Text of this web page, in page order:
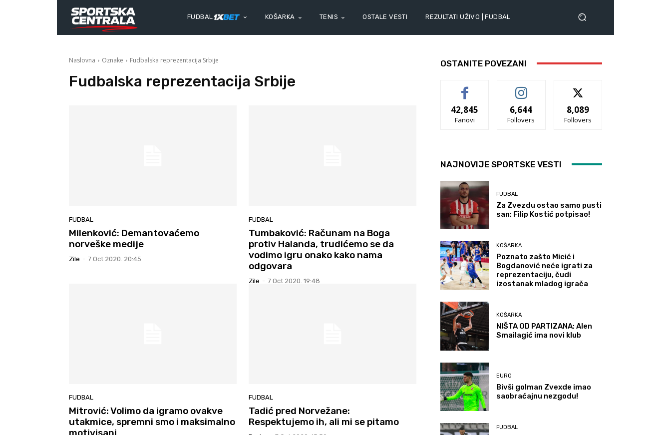
FUDBAL KOŠARKA TENIS OSTALE VESTI REZULTATI UŽIVO | FUDBAL
Naslovna Oznake Fudbalska reprezentacija Srbije
Fudbalska reprezentacija Srbije
FUDBAL
Milenković: Demantovaćemo
norveške medije
Zile - 7 Oct 2020. 20:45
FUDBAL
Tumbaković: Računam na Boga
protiv Halanda, trudićemo se da
vodimo igru onako kako nama
odgovara
Zile - 7 Oct 2020. 19:48
FUDBAL
Mitrović: Volimo da igramo ovakve
utakmice, spremni smo i maksimalno
FUDBAL
Tadić pred Norvežane:
Respektujemo ih, ali mi se pitamo
OSTANITE POVEZANI
42,845
Fanovi
6,644
Follovers
8,089
Follovers
NAJNOVIJE SPORTSKE VESTI
FUDBAL
Za Zvezdu ostao samo pusti
san: Filip Kostić potpisao!
KOŠARKA
Poznato zašto Micić i
Bogdanović neće igrati za
reprezentaciju, čudi
izostanak mladog igrača
KOŠARKA
NIŠTA OD PARTIZANA: Alen
Smailagić ima novi klub
EURO
Bivši golman Zvexde imao
saobraćajnu nezgodu!
FUDBAL